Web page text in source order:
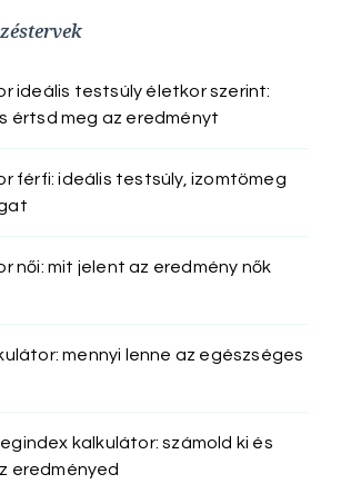
ideális testsúly életkor szerint:
értsd meg az eredményt
férfi: ideális testsúly, izomtömeg
női: mit jelent az eredmény nők
mennyi lenne az egészséges
kalkulátor: számold ki és
eredményed